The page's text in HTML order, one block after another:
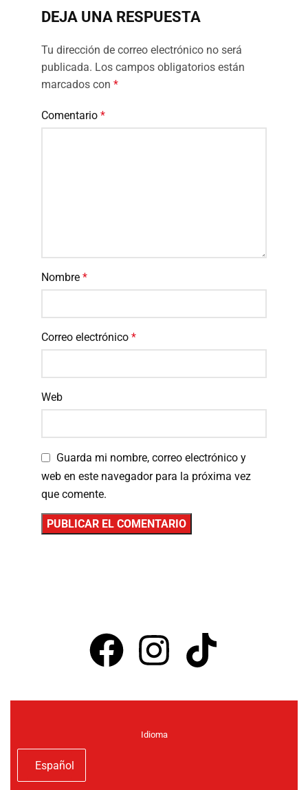
DEJA UNA RESPUESTA
Tu dirección de correo electrónico no será
publicada. Los campos obligatorios están
marcados con *
Comentario *
Nombre *
Correo electrónico *
Web
Guarda mi nombre, correo electrónico y
web en este navegador para la próxima vez
que comente.
Idioma
Español